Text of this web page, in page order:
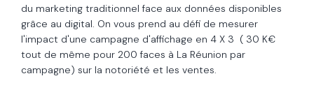
du marketing traditionnel face aux données disponibles
grâce au digital. On vous prend au défi de mesurer
l'impact d'une campagne d'affichage en 4 X 3 ( 30 K€
tout de même pour 200 faces à La Réunion par
campagne) sur la notoriété et les ventes.